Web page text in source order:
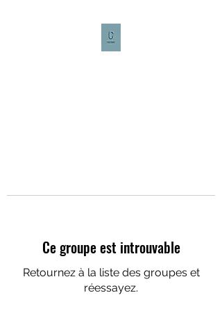
Ce groupe est introuvable
Retournez à la liste des groupes et
réessayez.